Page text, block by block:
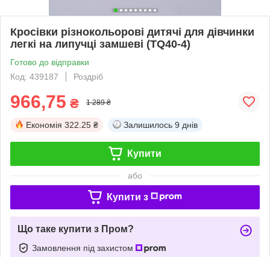
Кросівки різнокольорові дитячі для дівчинки
легкі на липучці замшеві (TQ40-4)
Готово до відправки
Код: 439187
Роздріб
966,75 ₴ 1 289 ₴
Економія 322.25 ₴ Залишилось 9 днів
Купити
або
Купити з
Що таке купити з Пром?
Замовлення під захистом